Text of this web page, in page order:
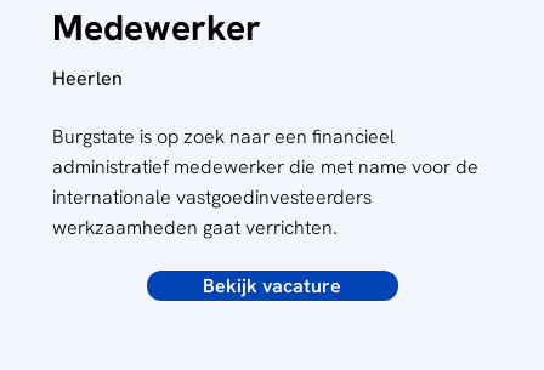
Medewerker
Heerlen
Burgstate is op zoek naar een financieel
administratief medewerker die met name voor de
internationale vastgoedinvesteerders
werkzaamheden gaat verrichten.
Bekijk vacature